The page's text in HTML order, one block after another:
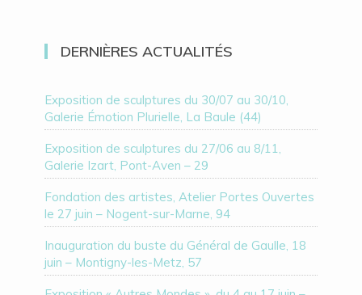
DERNIÈRES ACTUALITÉS
Exposition de sculptures du 30/07 au 30/10,
Galerie Émotion Plurielle, La Baule (44)
Exposition de sculptures du 27/06 au 8/11,
Galerie Izart, Pont-Aven – 29
Fondation des artistes, Atelier Portes Ouvertes
le 27 juin – Nogent-sur-Marne, 94
Inauguration du buste du Général de Gaulle, 18
juin – Montigny-les-Metz, 57